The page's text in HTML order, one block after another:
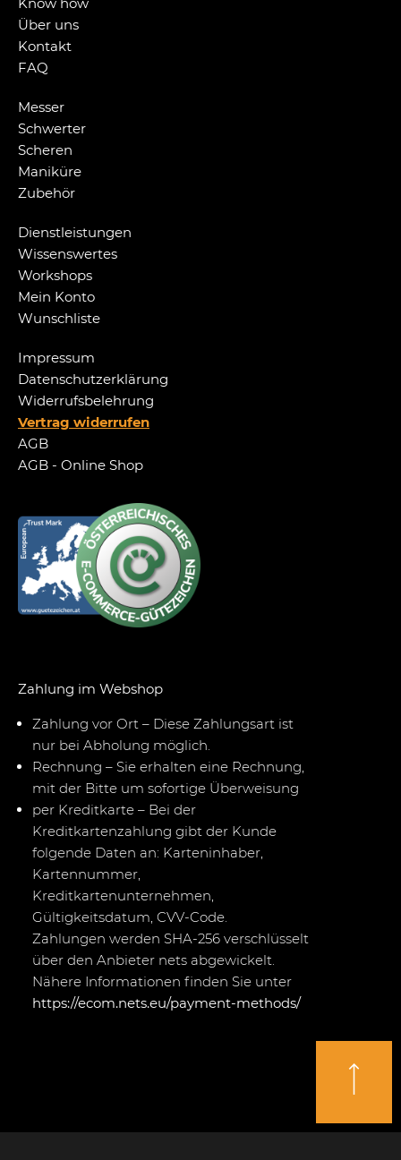
Know how
Über uns
Kontakt
FAQ
Messer
Schwerter
Scheren
Maniküre
Zubehör
Dienstleistungen
Wissenswertes
Workshops
Mein Konto
Wunschliste
Impressum
Datenschutzerklärung
Widerrufsbelehrung
Vertrag widerrufen
AGB
AGB - Online Shop
Zahlung im Webshop
Zahlung vor Ort – Diese Zahlungsart ist
nur bei Abholung möglich.
Rechnung – Sie erhalten eine Rechnung,
mit der Bitte um sofortige Überweisung
per Kreditkarte – Bei der
Kreditkartenzahlung gibt der Kunde
folgende Daten an: Karteninhaber,
Kartennummer,
Kreditkartenunternehmen,
Gültigkeitsdatum, CVV-Code.
Zahlungen werden SHA-256 verschlüsselt
über den Anbieter nets abgewickelt.
Nähere Informationen finden Sie unter
https://ecom.nets.eu/payment-methods/